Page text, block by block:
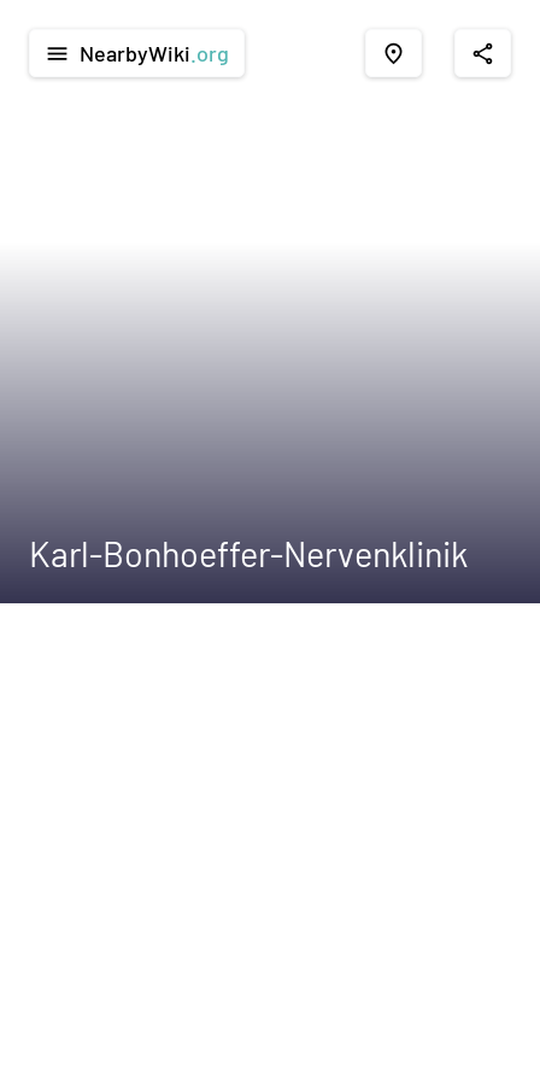
menu NearbyWiki .org place share
Karl-Bonhoeffer-Nervenklinik